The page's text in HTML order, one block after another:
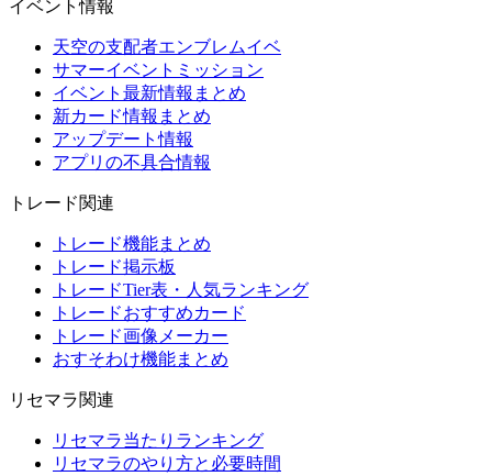
イベント情報
天空の支配者エンブレムイベ
サマーイベントミッション
イベント最新情報まとめ
新カード情報まとめ
アップデート情報
アプリの不具合情報
トレード関連
トレード機能まとめ
トレード掲示板
トレードTier表・人気ランキング
トレードおすすめカード
トレード画像メーカー
おすそわけ機能まとめ
リセマラ関連
リセマラ当たりランキング
リセマラのやり方と必要時間